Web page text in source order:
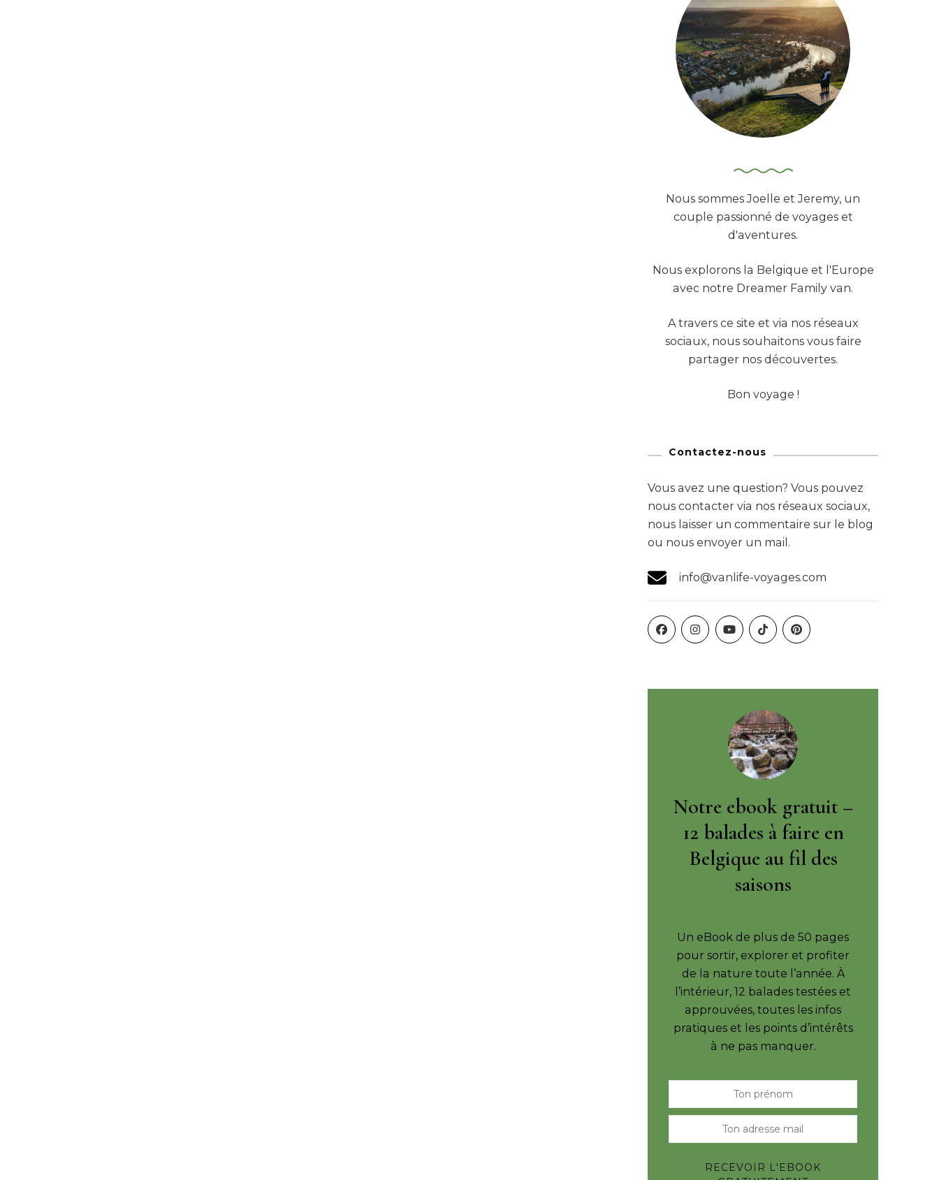
Nous sommes Joelle et Jeremy, un
couple passionné de voyages et
d'aventures.
Nous explorons la Belgique et l'Europe
avec notre Dreamer Family van.
A travers ce site et via nos réseaux
sociaux, nous souhaitons vous faire
partager nos découvertes.
Bon voyage !
Contactez-nous
Vous avez une question? Vous pouvez
nous contacter via nos réseaux sociaux,
nous laisser un commentaire sur le blog
ou nous envoyer un mail.
info@vanlife-voyages.com
Notre ebook gratuit –
12 balades à faire en
Belgique au fil des
saisons
Un eBook de plus de 50 pages
pour sortir, explorer et profiter
de la nature toute l’année. À
l’intérieur, 12 balades testées et
approuvées, toutes les infos
pratiques et les points d’intérêts
à ne pas manquer.